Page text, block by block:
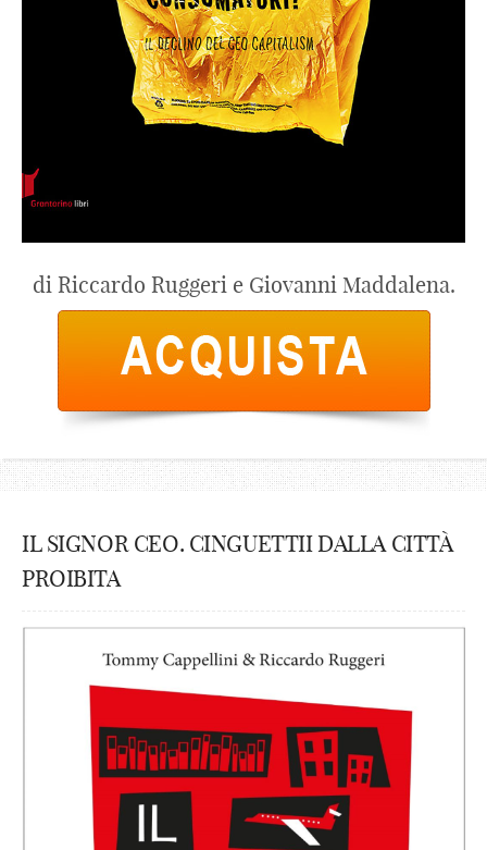
di Riccardo Ruggeri e Giovanni Maddalena.
IL SIGNOR CEO. CINGUETTII DALLA CITTÀ
PROIBITA